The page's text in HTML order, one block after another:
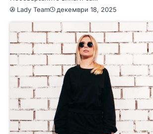
Lady Team
декември 18, 2025